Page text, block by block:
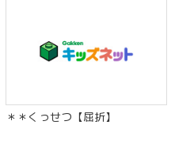
＊＊くっせつ【屈折】